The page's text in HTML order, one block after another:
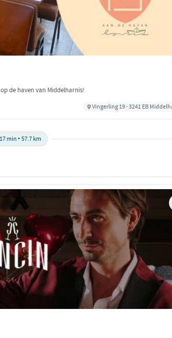
de haven van Middelharnis!
Vingerling 19 · 3241 EB
min • 57.7 km